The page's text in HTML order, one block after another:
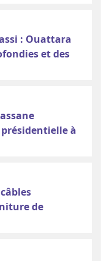
: Ouattara
et des
à
de